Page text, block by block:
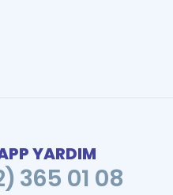
YARDIM
365 01 08